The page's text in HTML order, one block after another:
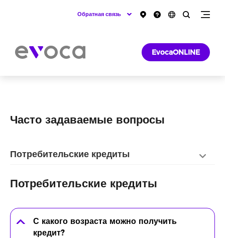
Обратная связь
EvocaONLINE
Часто задаваемые вопросы
Потребительские кредиты
Потребительские кредиты
С какого возраста можно получить
кредит?